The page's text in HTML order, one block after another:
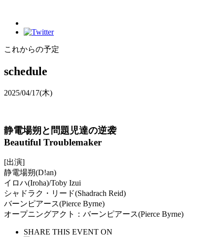
これからの予定
schedule
2025/04/17(木)
静電場朔と問題児達の逆袭
Beautiful Troublemaker
[出演]
静電場朔(D!an)
イロハ(Iroha)/Toby Izui
シャドラク・リード(Shadrach Reid)
バーンピアース(Pierce Byrne)
オープニングアクト：バーンピアース(Pierce Byrne)
SHARE THIS EVENT ON